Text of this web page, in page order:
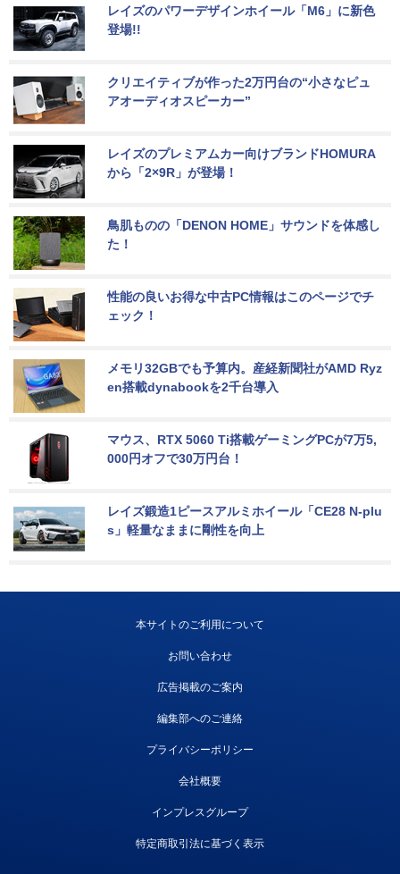
レイズのパワーデザインホイール「M6」に新色
登場!!
クリエイティブが作った2万円台の“小さなピュ
アオーディオスピーカー”
レイズのプレミアムカー向けブランドHOMURA
から「2×9R」が登場！
鳥肌ものの「DENON HOME」サウンドを体感し
た！
性能の良いお得な中古PC情報はこのページでチ
ェック！
メモリ32GBでも予算内。産経新聞社がAMD Ryz
en搭載dynabookを2千台導入
マウス、RTX 5060 Ti搭載ゲーミングPCが7万5,
000円オフで30万円台！
レイズ鍛造1ピースアルミホイール「CE28 N-plu
s」軽量なままに剛性を向上
本サイトのご利用について
お問い合わせ
広告掲載のご案内
編集部へのご連絡
プライバシーポリシー
会社概要
インプレスグループ
特定商取引法に基づく表示